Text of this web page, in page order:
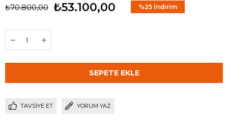
₺70.800,00 ₺53.100,00 %25 İndirim
TAVSIYE ET YORUM YAZ